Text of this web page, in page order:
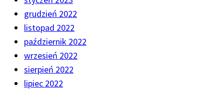
grudzień 2022
listopad 2022
październik 2022
wrzesień 2022
sierpień 2022
lipiec 2022